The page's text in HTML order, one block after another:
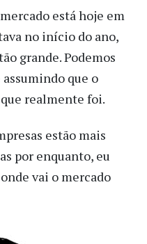
está hoje em
no início do ano,
grande. Podemos
que o
realmente foi.
estão mais
por enquanto, eu
vai o mercado